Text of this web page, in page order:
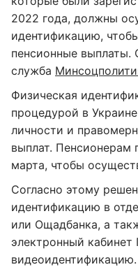
2022 года, должны
идентификацию,
пенсионные
служба
Физическая
процедурой в
личности и
выплат. Пенсионерам
марта, чтобы
Согласно этому
идентификацию в
или Ощадбанка, а
электронный
видеоидентификацию.